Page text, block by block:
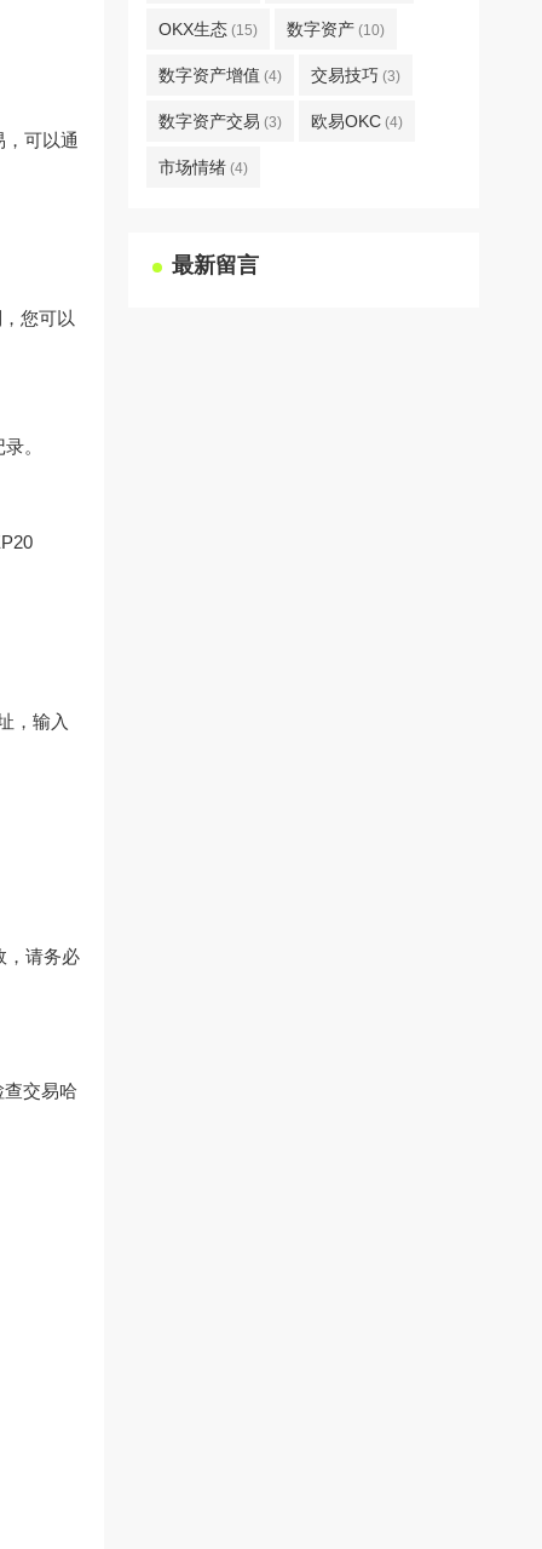
可以通
您可以
。
，输入
，请务必
交易哈
OKX生态 (15) 数字资产 (10)
数字资产增值 (4) 交易技巧 (3)
数字资产交易 (3) 欧易OKC (4)
市场情绪 (4)
最新留言